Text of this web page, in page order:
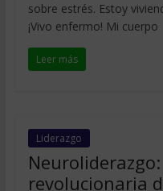
sobre estrés. Estoy
¡Vivo enfermo! Mi cuerpo
Leer más
Liderazgo
revolucionaria